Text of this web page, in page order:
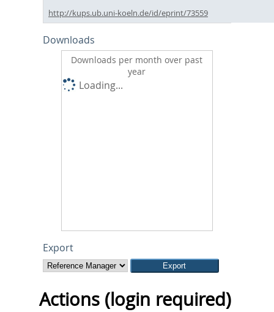
http://kups.ub.uni-koeln.de/id/eprint/73559
Downloads
Downloads per month over past
year
Loading...
Export
Actions (login required)